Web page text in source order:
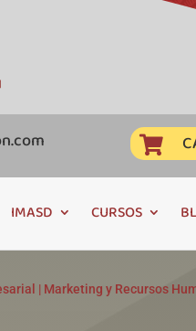

IMASD CURSOS
| Marketing y Recursos